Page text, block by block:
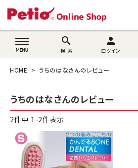
wovn-lang-name
search
検 索
person
ログイン
うさぎ用品
ブランド別に探す
目的別に探す
HOME うちのはなさんのレビュー
うちのはなさんのレビュー
2件中 1-2件表示